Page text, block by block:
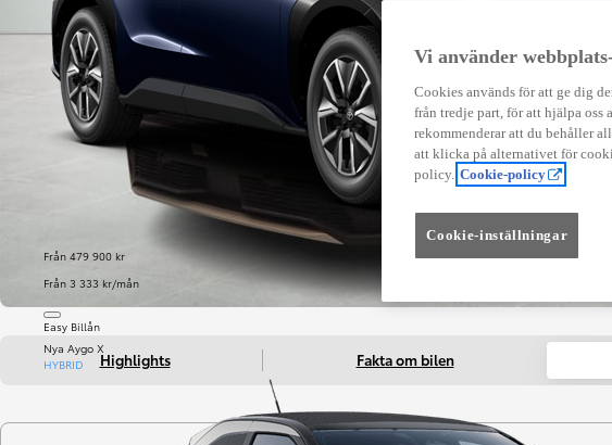
Från 479 900 kr
Från 3 333 kr/mån
Easy Billån
Nya Aygo X
HYBRID
Highlights Fakta om bilen
Vi använder
Cookies används för att ge dig
från tredje part, för att hjälpa oss
rekommenderar att du behåller
att klicka på alternativet för
policy. Cookie-policy
Cookie-inställningar